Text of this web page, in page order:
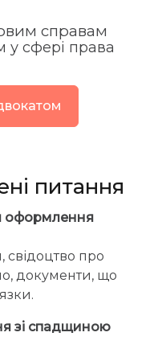
справам
у сфері права
питання
оформлення
свідоцтво про
документи, що
зі спадщиною